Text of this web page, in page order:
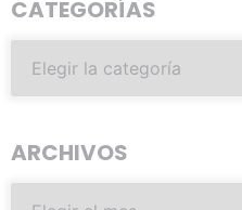
CATEGORÍAS
ARCHIVOS